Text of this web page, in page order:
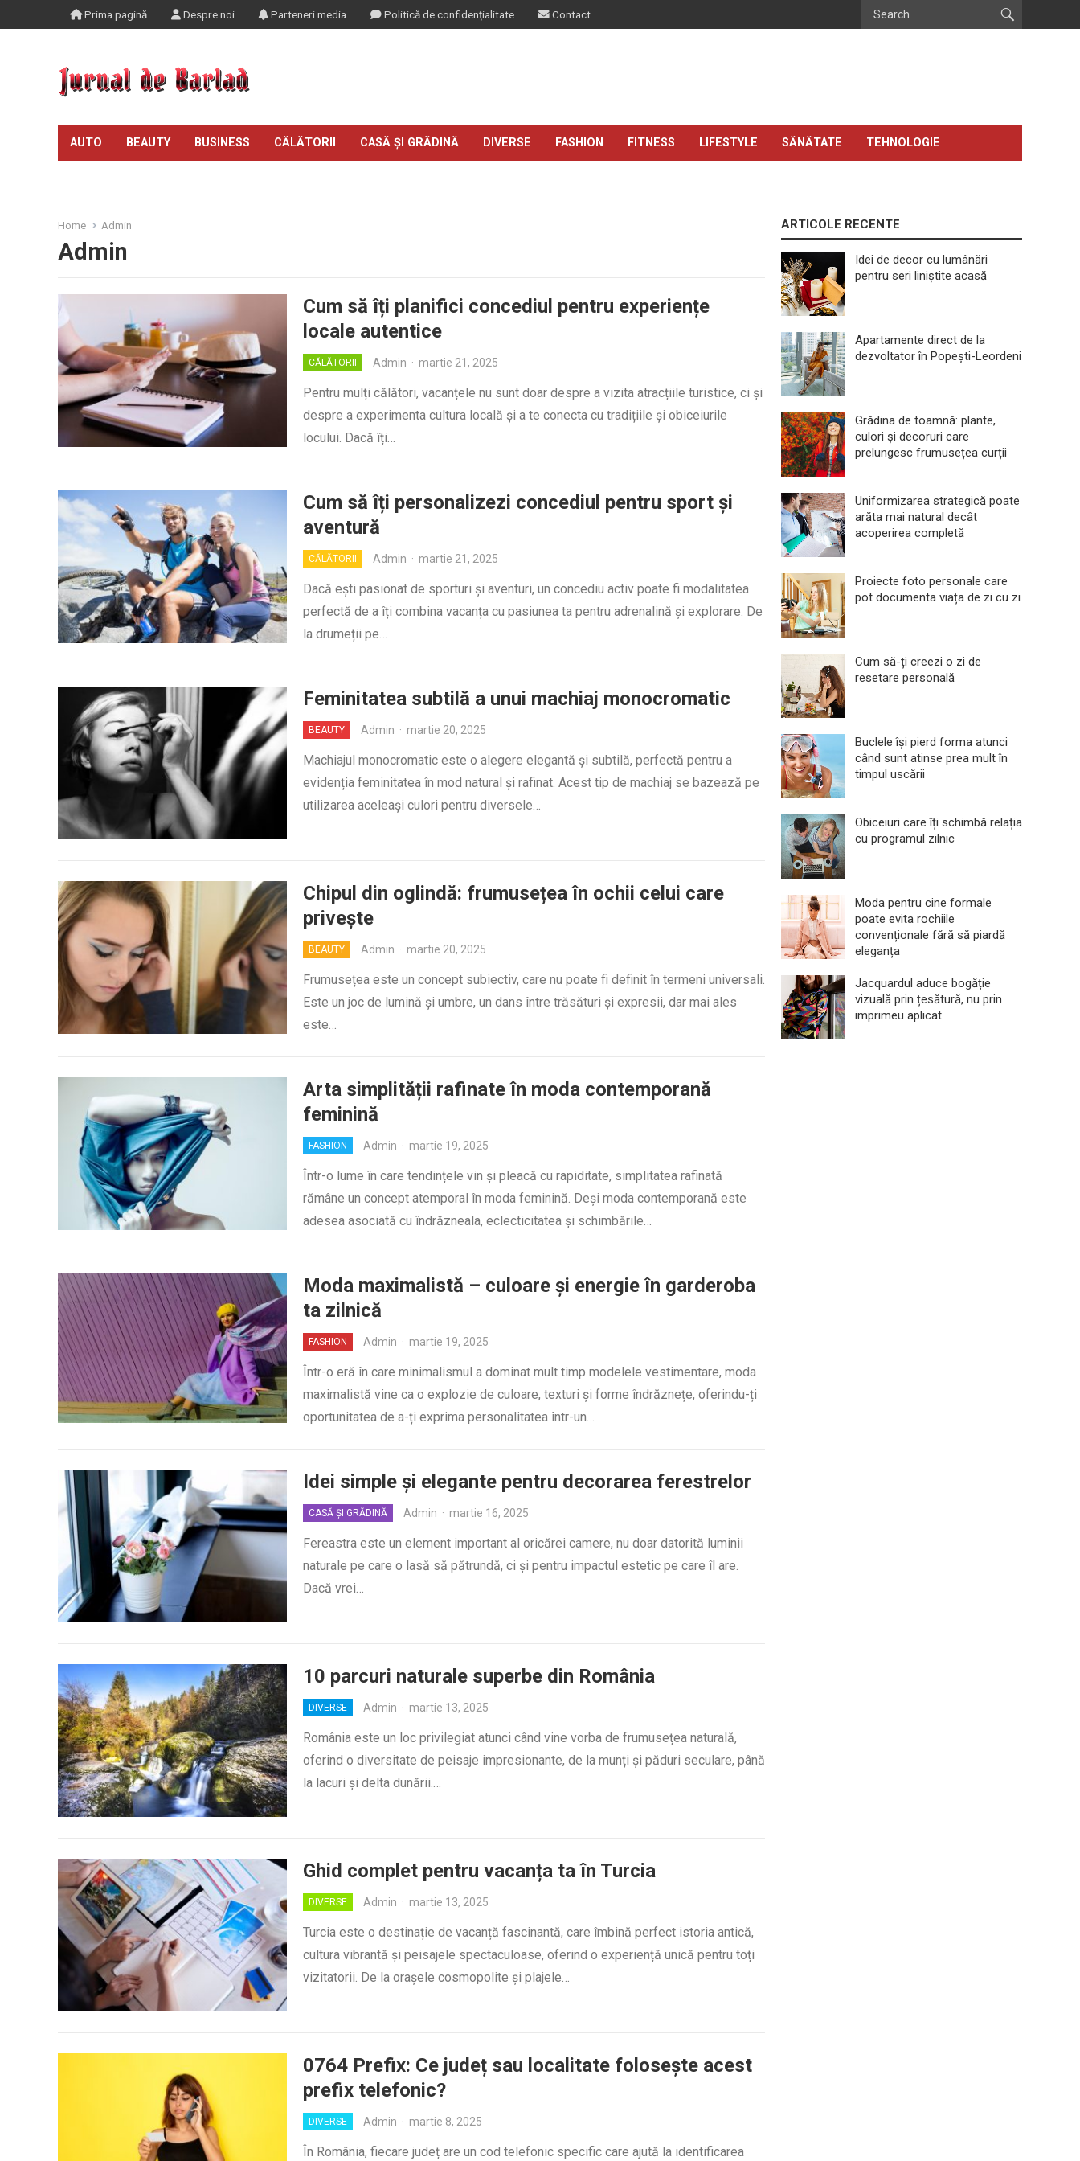
Prima pagină Despre noi Parteneri media Politică de confidențialitate Contact
AUTO BEAUTY BUSINESS CĂLĂTORII CASĂ ȘI GRĂDINĂ DIVERSE FASHION FITNESS LIFESTYLE SĂNĂTATE TEHNOLOGIE
Home Admin
Admin
Cum să îți planifici concediul pentru experiențe
locale autentice
CĂLĂTORII Admin · martie 21, 2025
Pentru mulți călători, vacanțele nu sunt doar despre a vizita atracțiile turistice, ci și
despre a experimenta cultura locală și a te conecta cu tradițiile și obiceiurile
locului. Dacă îți…
Cum să îți personalizezi concediul pentru sport și
aventură
CĂLĂTORII Admin · martie 21, 2025
Dacă ești pasionat de sporturi și aventuri, un concediu activ poate fi modalitatea
perfectă de a îți combina vacanța cu pasiunea ta pentru adrenalină și explorare. De
la drumeții pe…
Feminitatea subtilă a unui machiaj monocromatic
BEAUTY Admin · martie 20, 2025
Machiajul monocromatic este o alegere elegantă și subtilă, perfectă pentru a
evidenția feminitatea în mod natural și rafinat. Acest tip de machiaj se bazează pe
utilizarea aceleași culori pentru diversele…
Chipul din oglindă: frumusețea în ochii celui care
privește
BEAUTY Admin · martie 20, 2025
Frumusețea este un concept subiectiv, care nu poate fi definit în termeni universali.
Este un joc de lumină și umbre, un dans între trăsături și expresii, dar mai ales
este…
Arta simplității rafinate în moda contemporană
feminină
FASHION Admin · martie 19, 2025
Într-o lume în care tendințele vin și pleacă cu rapiditate, simplitatea rafinată
rămâne un concept atemporal în moda feminină. Deși moda contemporană este
adesea asociată cu îndrăzneala, eclecticitatea și schimbările…
Moda maximalistă – culoare și energie în garderoba
ta zilnică
FASHION Admin · martie 19, 2025
Într-o eră în care minimalismul a dominat mult timp modelele vestimentare, moda
maximalistă vine ca o explozie de culoare, texturi și forme îndrăznețe, oferindu-ți
oportunitatea de a-ți exprima personalitatea într-un…
Idei simple și elegante pentru decorarea ferestrelor
CASĂ ȘI GRĂDINĂ Admin · martie 16, 2025
Fereastra este un element important al oricărei camere, nu doar datorită luminii
naturale pe care o lasă să pătrundă, ci și pentru impactul estetic pe care îl are.
Dacă vrei…
10 parcuri naturale superbe din România
DIVERSE Admin · martie 13, 2025
România este un loc privilegiat atunci când vine vorba de frumusețea naturală,
oferind o diversitate de peisaje impresionante, de la munți și păduri seculare, până
la lacuri și delta dunării.…
Ghid complet pentru vacanța ta în Turcia
DIVERSE Admin · martie 13, 2025
Turcia este o destinație de vacanță fascinantă, care îmbină perfect istoria antică,
cultura vibrantă și peisajele spectaculoase, oferind o experiență unică pentru toți
vizitatorii. De la orașele cosmopolite și plajele…
0764 Prefix: Ce județ sau localitate folosește acest
prefix telefonic?
DIVERSE Admin · martie 8, 2025
În România, fiecare județ are un cod telefonic specific care ajută la identificarea
ARTICOLE RECENTE
Idei de decor cu lumânări
pentru seri liniștite acasă
Apartamente direct de la
dezvoltator în Popești-Leordeni
Grădina de toamnă: plante,
culori și decoruri care
prelungesc frumusețea curții
Uniformizarea strategică poate
arăta mai natural decât
acoperirea completă
Proiecte foto personale care
pot documenta viața de zi cu zi
Cum să-ți creezi o zi de
resetare personală
Buclele își pierd forma atunci
când sunt atinse prea mult în
timpul uscării
Obiceiuri care îți schimbă relația
cu programul zilnic
Moda pentru cine formale
poate evita rochiile
convenționale fără să piardă
eleganța
Jacquardul aduce bogăție
vizuală prin țesătură, nu prin
imprimeu aplicat